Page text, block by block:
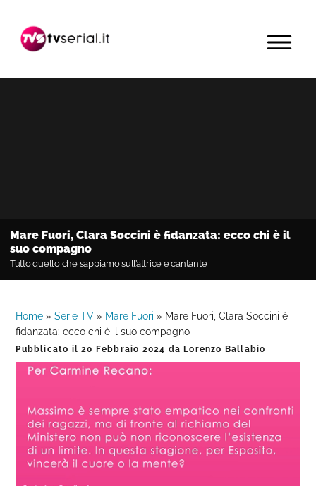
navigazione
contenuto
barra
primaria
MENU
Mare Fuori, Clara Soccini è fidanzata: ecco chi è il
suo compagno
Tutto quello che sappiamo sull’attrice e cantante
Home »Serie TV » Mare Fuori » Mare Fuori, Clara Soccini è
fidanzata: ecco chi è il suo compagno
Pubblicato il20 Febbraio 2024 da Lorenzo Ballabio